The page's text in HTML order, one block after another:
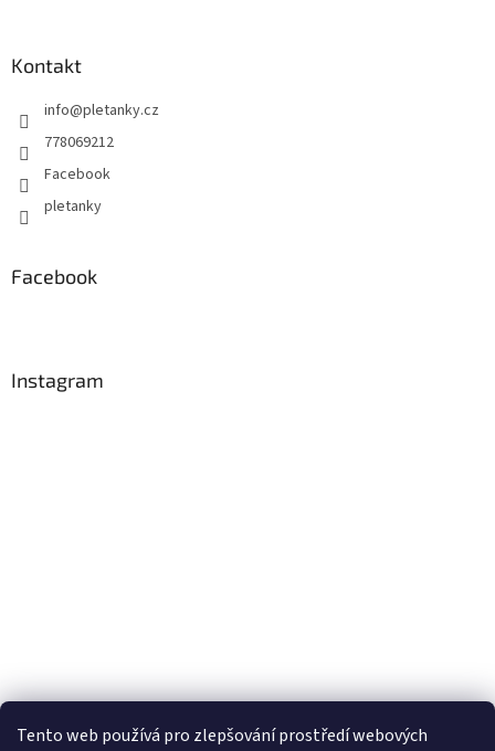
Tento web používá pro zlepšování prostředí webových
Kontakt
info@pletanky.cz
778069212
Facebook
pletanky
Facebook
Instagram